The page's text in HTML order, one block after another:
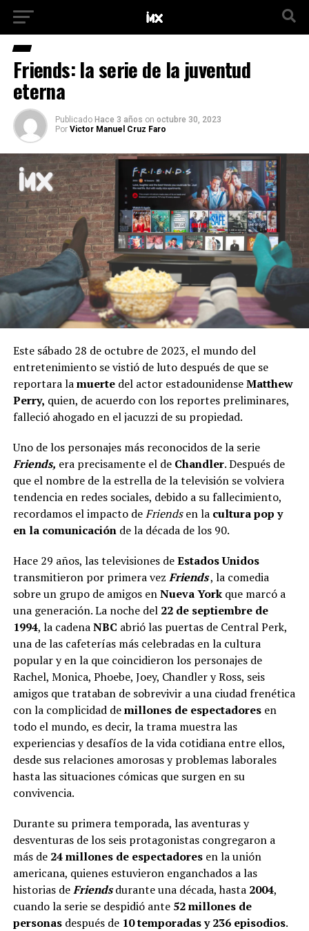
Friends: la serie de la juventud
eterna
Publicado Hace 3 años on octubre 30, 2023
Por Victor Manuel Cruz Faro
Este sábado 28 de octubre de 2023, el mundo del
entretenimiento se vistió de luto después de que se
reportara lamuertedel actor estadounidenseMatthew
Perry, quien, de acuerdo con los reportes preliminares,
falleció ahogado en el jacuzzi de su propiedad.
Uno de los personajes más reconocidos de la serie
Friends, era precisamente el de Chandler. Después de
que el nombre de la estrella de la televisión se volviera
tendencia en redes sociales, debido a su fallecimiento,
recordamos el impacto deFriendsen la cultura pop y
en la comunicación de la década de los 90.
Hace 29 años, las televisiones deEstados Unidos
transmitieron por primera vez Friends, la comedia
sobre un grupo de amigos enNueva Yorkque marcó a
una generación. La noche del 22 de septiembre de
1994, la cadenaNBC abrió las puertas de Central Perk,
una de las cafeterías más celebradas en la cultura
popular y en la que coincidieron los personajes de
Rachel, Monica, Phoebe, Joey, Chandler y Ross, seis
amigos que trataban de sobrevivir a una ciudad frenética
con la complicidad demillones de espectadoresen
todo el mundo, es decir, la trama muestra las
experiencias y desafíos de la vida cotidiana entre ellos,
desde sus relaciones amorosas y problemas laborales
hasta las situaciones cómicas que surgen en su
convivencia.
Durante su primera temporada, las aventuras y
desventuras de los seis protagonistas congregaron a
más de 24 millones de espectadores en la unión
americana, quienes estuvieron enganchados a las
historias deFriendsdurante una década, hasta2004,
cuando la serie se despidió ante 52 millones de
personas después de10 temporadas y 236 episodios.